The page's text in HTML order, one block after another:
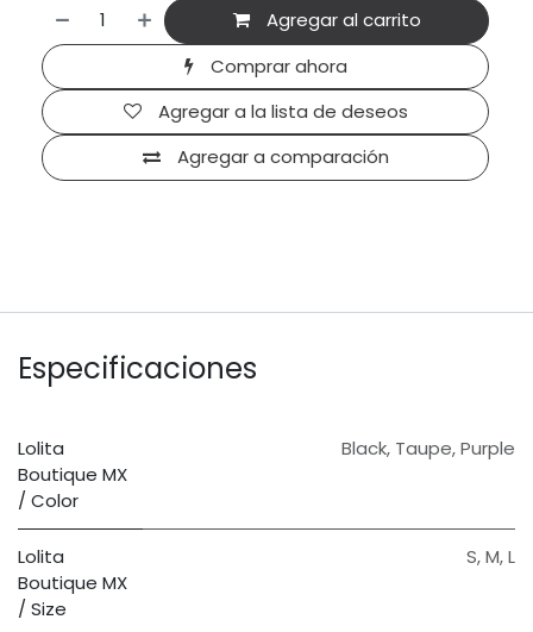
Agregar al carrito
Comprar ahora
Agregar a comparación
Agregar a la lista de deseos
Especificaciones
Lolita
Boutique MX
/ Color
Black, Taupe,Purple
Lolita
Boutique MX
/ Size
S,M,L